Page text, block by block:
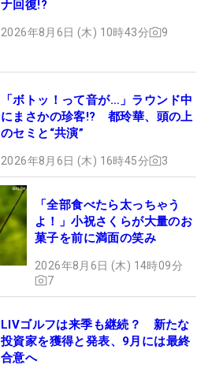
ナ回復!?
2026年8月6日 (木) 10時43分 9
「ボトッ！って音が…」ラウンド中
にまさかの珍客!? 都玲華、頭の上
のセミと“共演”
2026年8月6日 (木) 16時45分 3
「全部食べたら太っちゃう
よ！」小祝さくらが大量のお
菓子を前に満面の笑み
2026年8月6日 (木) 14時09分
7
LIVゴルフは来季も継続？ 新たな
投資家を獲得と発表、9月には最終
合意へ